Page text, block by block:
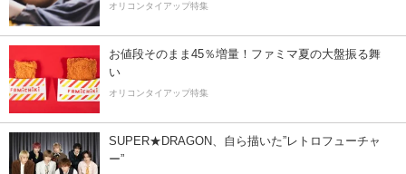
オリコンタイアップ特集
お値段そのまま45％増量！ファミマ夏の大盤振る舞
い
オリコンタイアップ特集
SUPER★DRAGON、自ら描いた”レトロフューチャ
ー”